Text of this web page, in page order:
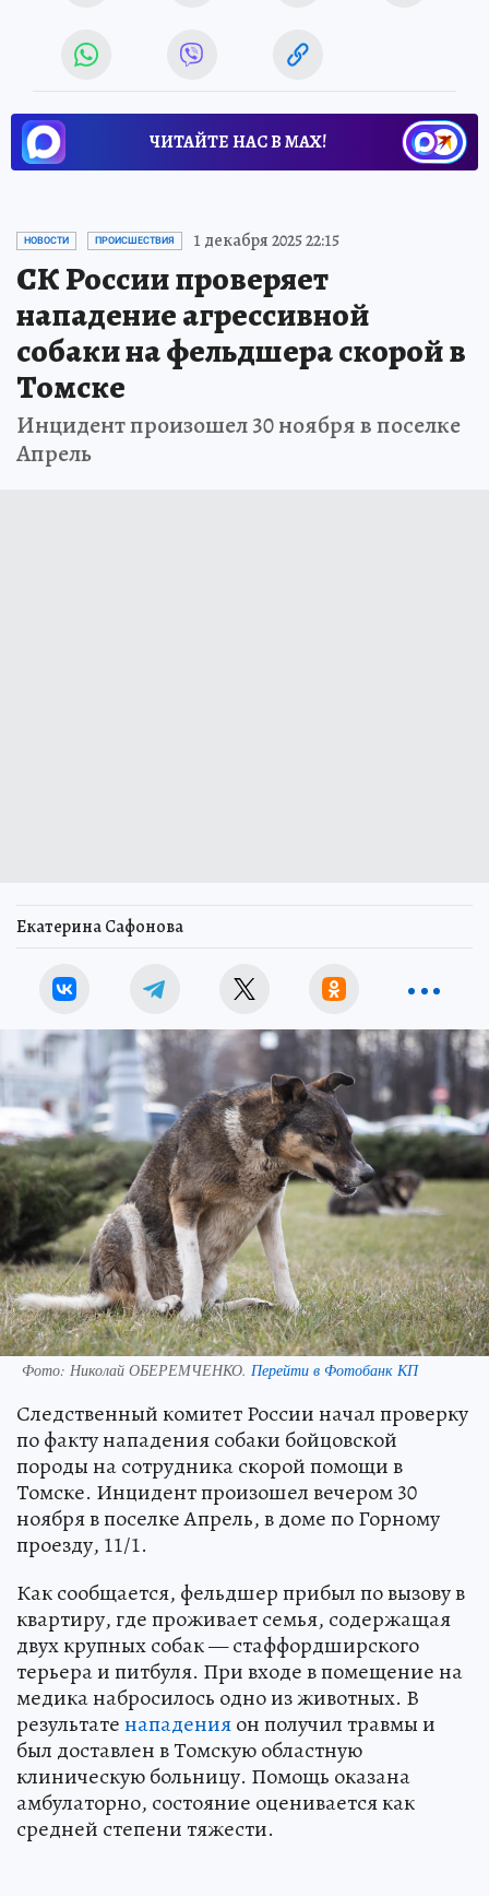
ЧИТАЙТЕ НАС В МАХ!
НОВОСТИ ПРОИСШЕСТВИЯ 1 декабря 2025 22:15
СК России проверяет
нападение агрессивной
собаки на фельдшера скорой в
Томске
Инцидент произошел 30 ноября в поселке
Апрель
Екатерина Сафонова
Фото: Николай ОБЕРЕМЧЕНКО. Перейти в Фотобанк КП
Следственный комитет России начал проверку
по факту нападения собаки бойцовской
породы на сотрудника скорой помощи в
Томске. Инцидент произошел вечером 30
ноября в поселке Апрель, в доме по Горному
проезду, 11/1.
Как сообщается, фельдшер прибыл по вызову в
квартиру, где проживает семья, содержащая
двух крупных собак — стаффордширского
терьера и питбуля. При входе в помещение на
медика набросилось одно из животных. В
результатенападенияон получил травмы и
был доставлен в Томскую областную
клиническую больницу. Помощь оказана
амбулаторно, состояние оценивается как
средней степени тяжести.